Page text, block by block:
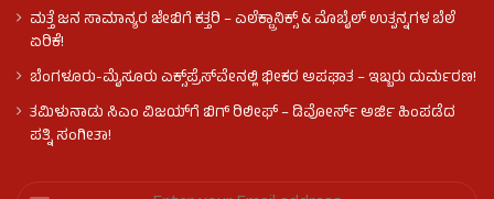
ಮತ್ತೆ ಜನ ಸಾಮಾನ್ಯರ ಜೇಬಿಗೆ ಕತ್ತರಿ – ಎಲೆಕ್ಟ್ರಾನಿಕ್ಸ್ & ಮೊಬೈಲ್ ಉತ್ಪನ್ನಗಳ ಬೆಲೆ
ಏರಿಕೆ!
ಬೆಂಗಳೂರು-ಮೈಸೂರು ಎಕ್ಸ್‌ಪ್ರೆಸ್‌ವೇನಲ್ಲಿ ಭೀಕರ ಅಪಘಾತ – ಇಬ್ಬರು ದುರ್ಮರಣ!
ತಮಿಳುನಾಡು ಸಿಎಂ ವಿಜಯ್‌ಗೆ ಬಿಗ್ ರಿಲೀಫ್ – ಡಿವೋರ್ಸ್ ಅರ್ಜಿ ಹಿಂಪಡೆದ
ಪತ್ನಿ ಸಂಗೀತಾ!